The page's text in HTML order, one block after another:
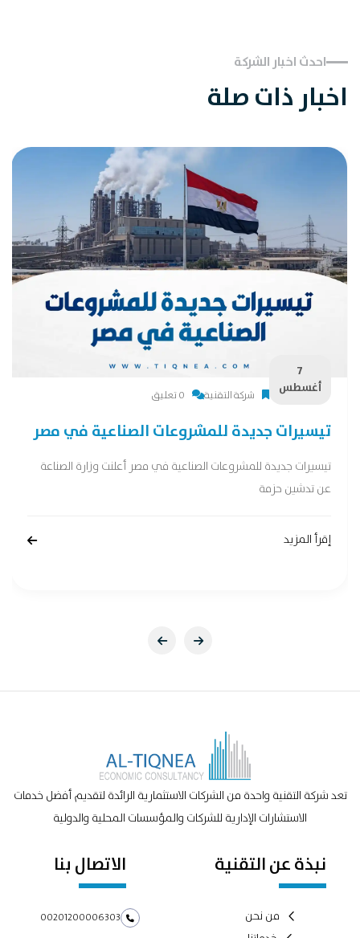
احدث اخبار الشركة
اخبار ذات صلة
7
أغسطس
شركة التقنية 0 تعليق
تيسيرات جديدة للمشروعات الصناعية في مصر
تيسيرات جديدة للمشروعات الصناعية في مصر أعلنت وزارة الصناعة
عن تدشين حزمة
إقرأ المزيد
تعد شركة التقنية واحدة من الشركات الاستثمارية الرائدة لتقديم أفضل خدمات
الاستشارات الإدارية للشركات والمؤسسات المحلية والدولية
نبذة عن التقنية
من نحن
الاتصال بنا
00201200006303